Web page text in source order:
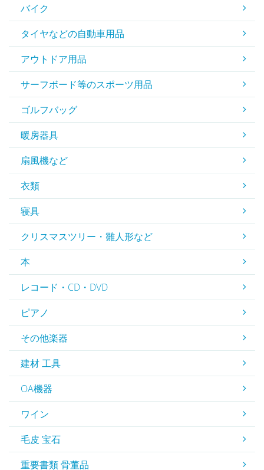
バイク
タイヤなどの自動車用品
アウトドア用品
サーフボード等のスポーツ用品
ゴルフバッグ
暖房器具
扇風機など
衣類
寝具
クリスマスツリー・雛人形など
本
レコード・CD・DVD
ピアノ
その他楽器
建材 工具
OA機器
ワイン
毛皮 宝石
重要書類 骨董品